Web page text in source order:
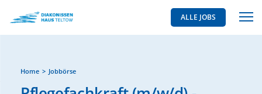
ALLE JOBS
Home Jobbörse